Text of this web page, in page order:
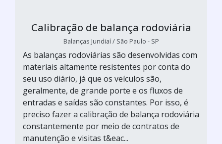
Calibração de balança rodoviária
Balanças Jundiaí / São Paulo - SP
As balanças rodoviárias são desenvolvidas com
materiais altamente resistentes por conta do
seu uso diário, já que os veículos são,
geralmente, de grande porte e os fluxos de
entradas e saídas são constantes. Por isso, é
preciso fazer a calibração de balança rodoviária
constantemente por meio de contratos de
manutenção e visitas t&eac...